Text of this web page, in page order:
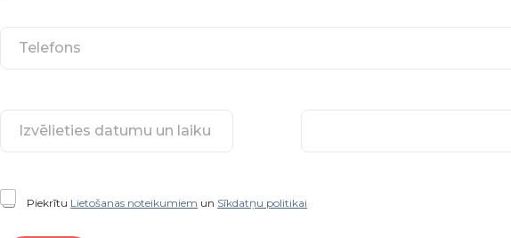
Piekrītu Lietošanas noteikumiem un Sīkdatņu politikai